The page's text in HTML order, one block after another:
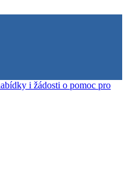
i žádosti o pomoc pro